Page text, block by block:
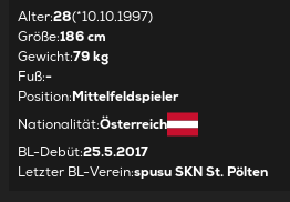
Alter:28(*10.10.1997)
Größe:186 cm
Gewicht:79 kg
Fuß:-
Position:Mittelfeldspieler
Nationalität:Österreich
BL-Debüt:25.5.2017
Letzter BL-Verein:spusu SKN St. Pölten